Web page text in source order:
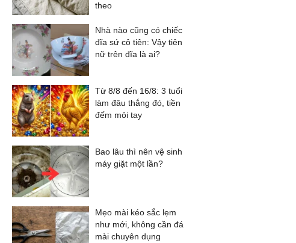
theo
Nhà nào cũng có chiếc
đĩa sứ cô tiên: Vậy tiên
nữ trên đĩa là ai?
Từ 8/8 đến 16/8: 3 tuổi
làm đâu thắng đó, tiền
đếm mỏi tay
Bao lâu thì nên vệ sinh
máy giặt một lần?
Mẹo mài kéo sắc lẹm
như mới, không cần đá
mài chuyên dụng